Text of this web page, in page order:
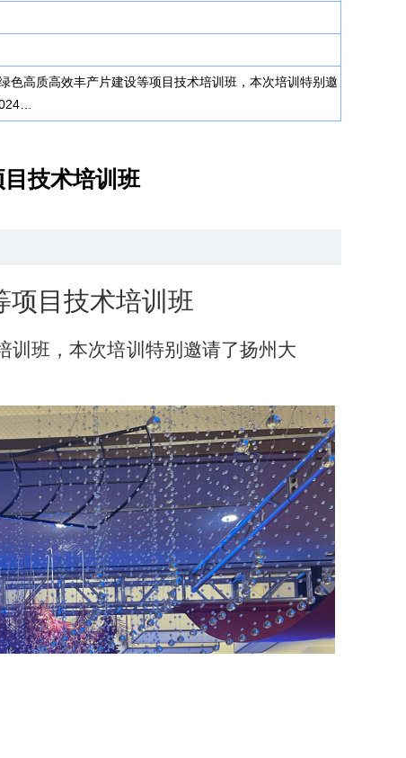
高质高效丰产片建设等项目技术培训班，本次培训特别邀
技术培训班
项目技术培训班
训班，本次培训特别邀请了扬州大